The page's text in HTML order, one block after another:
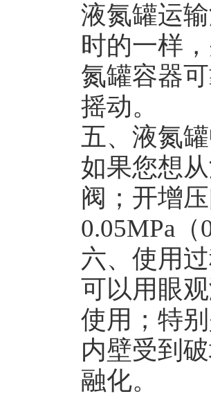
液氮罐运
时的一样
氮罐容器
摇动。
五、液氮
如果您想
阀；开增
0.05MPa
六、使用
可以用眼
使用；特
内壁受到
融化。